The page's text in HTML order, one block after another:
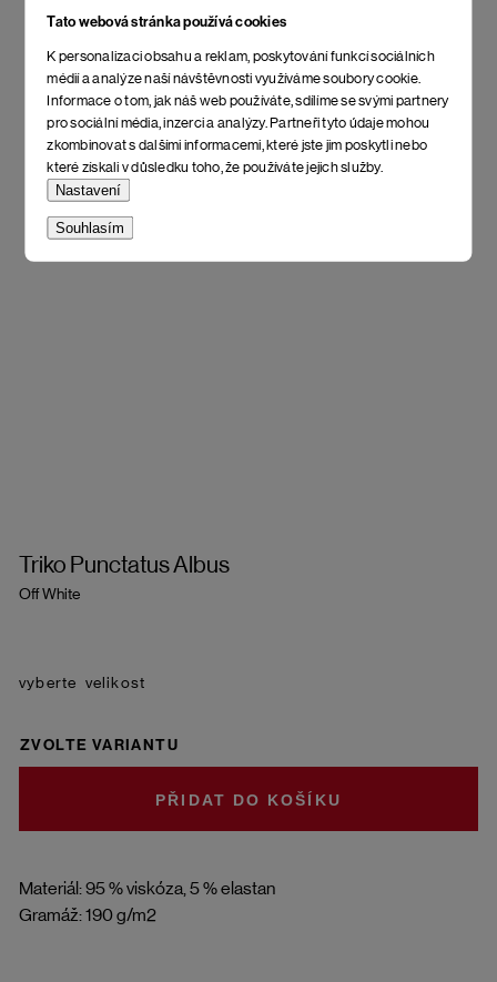
Tato webová stránka používá cookies
K personalizaci obsahu a reklam, poskytování funkcí sociálních
médií a analýze naší návštěvnosti využíváme soubory cookie.
Informace o tom, jak náš web používáte, sdílíme se svými partnery
pro sociální média, inzerci a analýzy. Partneři tyto údaje mohou
zkombinovat s dalšími informacemi, které jste jim poskytli nebo
které získali v důsledku toho, že používáte jejich služby.
Nastavení
Souhlasím
Triko Punctatus Albus
Off White
Materiál: 95 % viskóza, 5 % elastan
Gramáž: 190 g/m2
velikost
ZVOLTE VARIANTU
DO KOŠÍKU